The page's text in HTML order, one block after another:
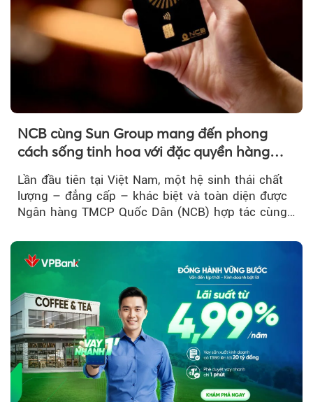
NCB cùng Sun Group mang đến phong
cách sống tinh hoa với đặc quyền hàng
Lần đầu tiên tại Việt Nam, một hệ sinh thái chất
lượng – đẳng cấp – khác biệt và toàn diện được
Ngân hàng TMCP Quốc Dân (NCB) hợp tác cùng